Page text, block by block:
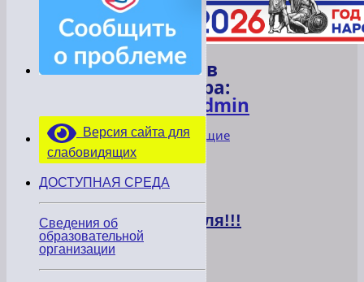
Архив
автора:
PU_admin
Следующие
»
С
днём
учителя!!!
осенние
Версия сайта для
слабовидящих
ДОСТУПНАЯ СРЕДА
Сведения об
образовательной
организации